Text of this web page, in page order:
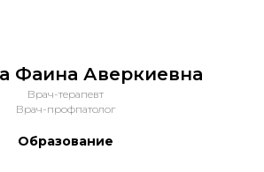
Фаина Аверкиевна
Врач-терапевт
Врач-профпатолог
Образование